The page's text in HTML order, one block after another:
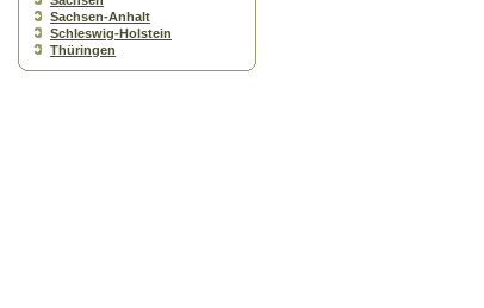
Sachsen-Anhalt
Schleswig-Holstein
Thüringen